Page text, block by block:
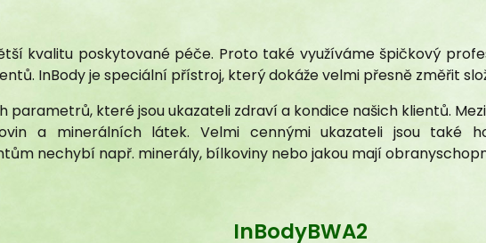
kvalitu poskytované péče. Proto také využíváme špičkový
InBody je speciální přístroj, který dokáže velmi přesně změřit
parametrů, které jsou ukazateli zdraví a kondice našich klientů.
a minerálních látek. Velmi cennými ukazateli jsou také
nechybí např. minerály, bílkoviny nebo jakou mají
InBodyBWA2